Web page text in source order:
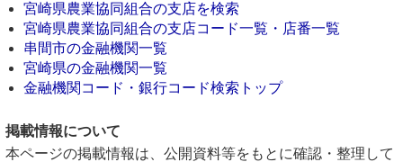
宮崎県農業協同組合の支店を検索
宮崎県農業協同組合の支店コード一覧・店番一覧
串間市の金融機関一覧
宮崎県の金融機関一覧
金融機関コード・銀行コード検索トップ
掲載情報について
本ページの掲載情報は、公開資料等をもとに確認・整理して